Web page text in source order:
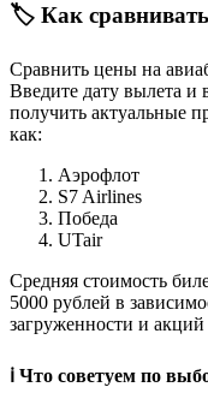
🏷️ Как
Сравнить цены на
Введите дату вылета
получить актуальные
как:
Аэрофлот
S7 Airlines
Победа
UTair
Средняя стоимость
5000 рублей в
загруженности и
ℹ️ Что советуем по